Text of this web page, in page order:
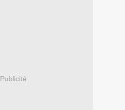
Publicité